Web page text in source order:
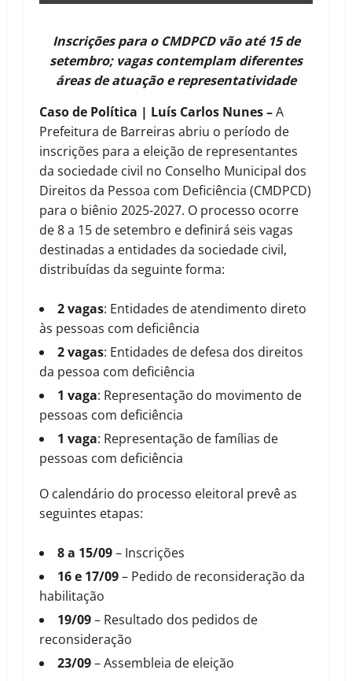
Inscrições para o CMDPCD vão até 15 de
setembro; vagas contemplam diferentes
áreas de atuação e representatividade
Caso de Política | Luís Carlos Nunes –A
Prefeitura de Barreiras abriu o período de
inscrições para a eleição de representantes
da sociedade civil no Conselho Municipal dos
Direitos da Pessoa com Deficiência (CMDPCD)
para o biênio 2025-2027. O processo ocorre
de 8 a 15 de setembro e definirá seis vagas
destinadas a entidades da sociedade civil,
distribuídas da seguinte forma:
2 vagas: Entidades de atendimento direto
às pessoas com deficiência
2 vagas: Entidades de defesa dos direitos
da pessoa com deficiência
1 vaga: Representação do movimento de
pessoas com deficiência
1 vaga: Representação de famílias de
pessoas com deficiência
O calendário do processo eleitoral prevê as
seguintes etapas:
8 a 15/09– Inscrições
16 e 17/09– Pedido de reconsideração da
habilitação
19/09– Resultado dos pedidos de
reconsideração
23/09– Assembleia de eleição